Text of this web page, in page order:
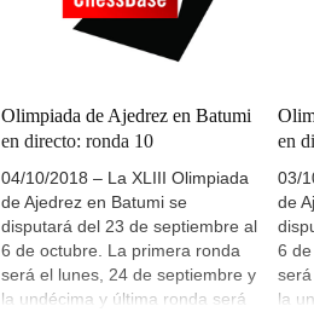
del
Olimpiada de Ajedrez en Batumi
en directo: ronda 10
04/10/2018 – La XLIII Olimpiada
de Ajedrez en Batumi se
disputará del 23 de septiembre al
6 de octubre. La primera ronda
será el lunes, 24 de septiembre y
la undécima y última ronda será
en
03/
de
6
la